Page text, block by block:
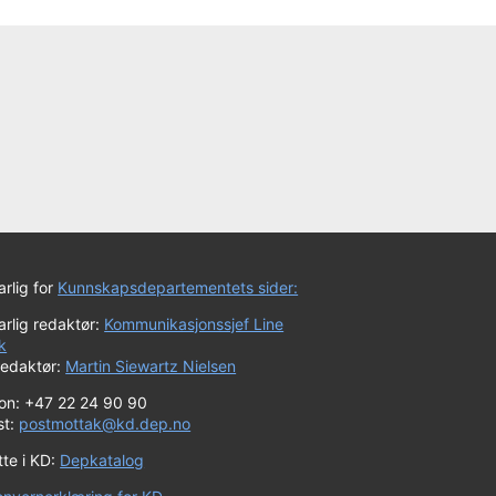
for Kunnskapsdepartementets sider:
redaktør: Kommunikasjonssjef Line
Martin Siewartz Nielsen
+47 22 24 90 90
postmottak@kd.dep.no
i KD: Depkatalog